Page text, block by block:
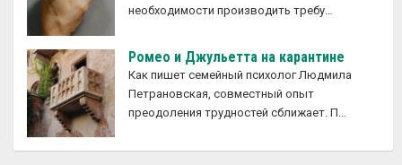
необходимости производить требу…
Ромео и Джульетта на карантине
Как пишет семейный психолог Людмила
Петрановская, совместный опыт
преодоления трудностей сближает. П…